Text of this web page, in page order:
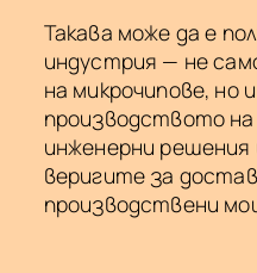
Такава може да е
индустрия — не
на микрочипове, но
производството на
инженерни
веригите за
производствени